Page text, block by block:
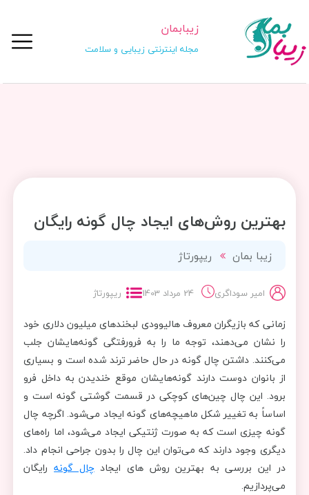
زیبابمان
مجله اینترنتی زیبایی و سلامت
بهترین روش‌های ایجاد چال گونه رایگان
زیبا بمان ریپورتاژ
امیر سوداگری 24 مرداد 1403 ریپورتاژ
زمانی که بازیگران معروف هالیوودی لبخندهای میلیون دلاری خود
را نشان می‌دهند، توجه ما را به فرورفتگی گونه‌هایشان جلب
می‌کنند. داشتن چال گونه در حال حاضر ترند شده است و بسیاری
از بانوان دوست دارند گونه‌هایشان موقع خندیدن به داخل فرو
برود. این چال چین‌های کوچکی در قسمت گوشتی گونه است و
اساساً به تغییر شکل ماهیچه‌های گونه ایجاد می‌شود. اگرچه چال
گونه چیزی است که به صورت ژنتیکی ایجاد می‌شود، اما راه‌های
دیگری وجود دارند که می‌توان این چال را بدون جراحی انجام داد.
در این بررسی به بهترین روش های ایجادچال گونهرایگان
می‌پردازیم.